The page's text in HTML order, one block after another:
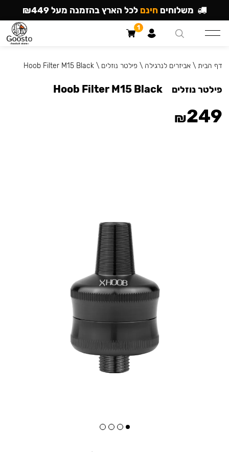
דף הבית \אביזרים לנרגילה \ פילטר נוזלים \
Hoob Filter M15 Black
פילטר נוזלים Hoob Filter M15 Black
₪249
משלוחים חינם לכל הארץ בהזמנה מעל ₪449
1